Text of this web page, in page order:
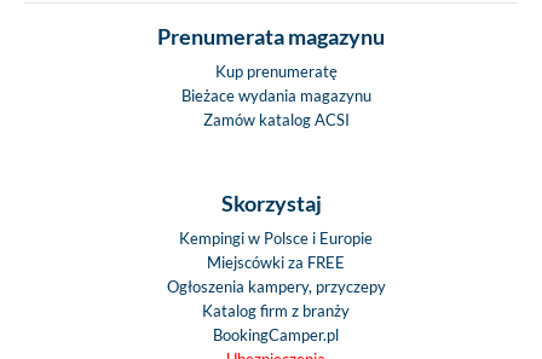
Prenumerata magazynu
Kup prenumeratę
Bieżace wydania magazynu
Zamów katalog ACSI
Skorzystaj
Kempingi w Polsce i Europie
Miejscówki za FREE
Ogłoszenia kampery, przyczepy
Katalog firm z branży
BookingCamper.pl